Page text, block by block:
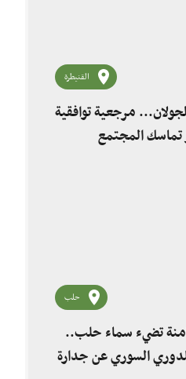
القنيطرة
مرجعية توافقية
تماسك المجتمع
حلب
تضيء سماء حلب..
السوري عن جدارة